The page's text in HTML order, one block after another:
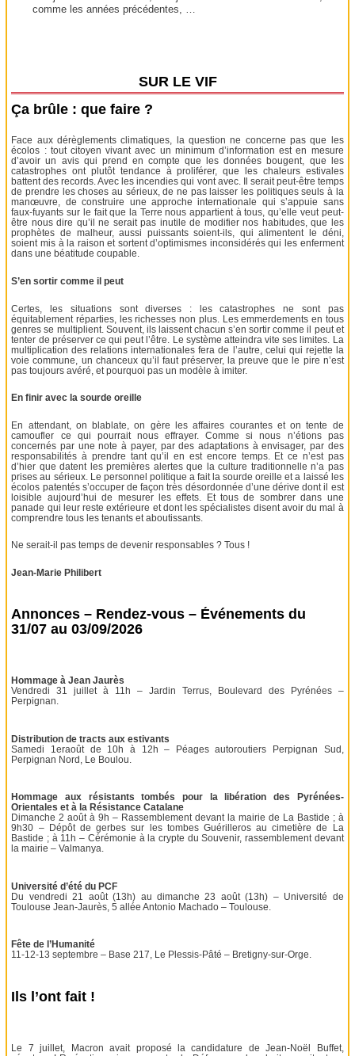
comme les années précédentes, …
SUR LE VIF
Ça brûle : que faire ?
Face aux dérèglements climatiques, la question ne concerne pas que les
écolos : tout citoyen vivant avec un minimum d’information est en mesure
d’avoir un avis qui prend en compte que les données bougent, que les
catastrophes ont plutôt tendance à proliférer, que les chaleurs estivales
battent des records. Avec les incendies qui vont avec. Il serait peut-être temps
de prendre les choses au sérieux, de ne pas laisser les politiques seuls à la
manœuvre, de construire une approche internationale qui s’appuie sans
faux-fuyants sur le fait que la Terre nous appartient à tous, qu’elle veut peut-
être nous dire qu’il ne serait pas inutile de modifier nos habitudes, que les
prophètes de malheur, aussi puissants soient-ils, qui alimentent le déni,
soient mis à la raison et sortent d’optimismes inconsidérés qui les enferment
dans une béatitude coupable.
S’en sortir comme il peut
Certes, les situations sont diverses : les catastrophes ne sont pas
équitablement réparties, les richesses non plus. Les emmerdements en tous
genres se multiplient. Souvent, ils laissent chacun s’en sortir comme il peut et
tenter de préserver ce qui peut l’être. Le système atteindra vite ses limites. La
multiplication des relations internationales fera de l’autre, celui qui rejette la
voie commune, un chanceux qu’il faut préserver, la preuve que le pire n’est
pas toujours avéré, et pourquoi pas un modèle à imiter.
En finir avec la sourde oreille
En attendant, on blablate, on gère les affaires courantes et on tente de
camoufler ce qui pourrait nous effrayer. Comme si nous n’étions pas
concernés par une note à payer, par des adaptations à envisager, par des
responsabilités à prendre tant qu’il en est encore temps. Et ce n’est pas
d’hier que datent les premières alertes que la culture traditionnelle n’a pas
prises au sérieux. Le personnel politique a fait la sourde oreille et a laissé les
écolos patentés s’occuper de façon très désordonnée d’une dérive dont il est
loisible aujourd’hui de mesurer les effets. Et tous de sombrer dans une
panade qui leur reste extérieure et dont les spécialistes disent avoir du mal à
comprendre tous les tenants et aboutissants.
Ne serait-il pas temps de devenir responsables ? Tous !
Jean-Marie Philibert
Annonces – Rendez-vous – Événements du
31/07 au 03/09/2026
Hommage à Jean Jaurès
Vendredi 31 juillet à 11h – Jardin Terrus, Boulevard des Pyrénées –
Perpignan.
Distribution de tracts aux estivants
Samedi 1eraoût de 10h à 12h – Péages autoroutiers Perpignan Sud,
Perpignan Nord, Le Boulou.
Hommage aux résistants tombés pour la libération des Pyrénées-
Orientales et à la Résistance Catalane
Dimanche 2 août à 9h – Rassemblement devant la mairie de La Bastide ; à
9h30 – Dépôt de gerbes sur les tombes Guérilleros au cimetière de La
Bastide ; à 11h – Cérémonie à la crypte du Souvenir, rassemblement devant
la mairie – Valmanya.
Université d’été du PCF
Du vendredi 21 août (13h) au dimanche 23 août (13h) – Université de
Toulouse Jean-Jaurès, 5 allée Antonio Machado – Toulouse.
Fête de l’Humanité
11-12-13 septembre – Base 217, Le Plessis-Pâté – Bretigny-sur-Orge.
Ils l’ont fait !
Le 7 juillet, Macron avait proposé la candidature de Jean-Noël Buffet,